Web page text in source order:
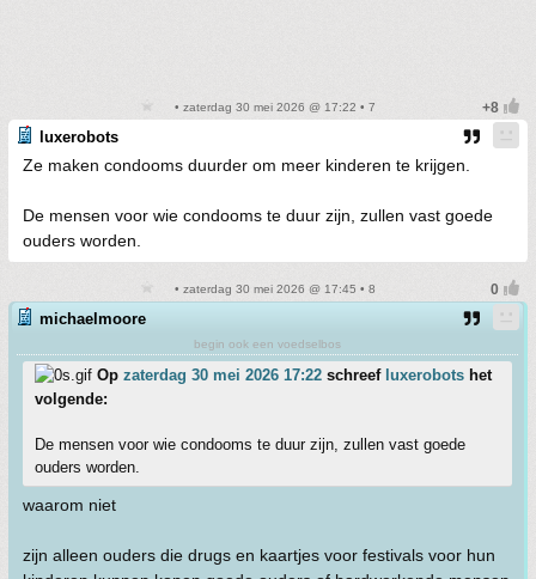
• zaterdag 30 mei 2026 @ 17:22 • 7
luxerobots
Ze maken condooms duurder om meer kinderen te krijgen.
De mensen voor wie condooms te duur zijn, zullen vast goede
ouders worden.
• zaterdag 30 mei 2026 @ 17:45 • 8
michaelmoore
begin ook een voedselbos
Op zaterdag 30 mei 2026 17:22 schreef luxerobots het
volgende:
De mensen voor wie condooms te duur zijn, zullen vast goede
ouders worden.
waarom niet
zijn alleen ouders die drugs en kaartjes voor festivals voor hun